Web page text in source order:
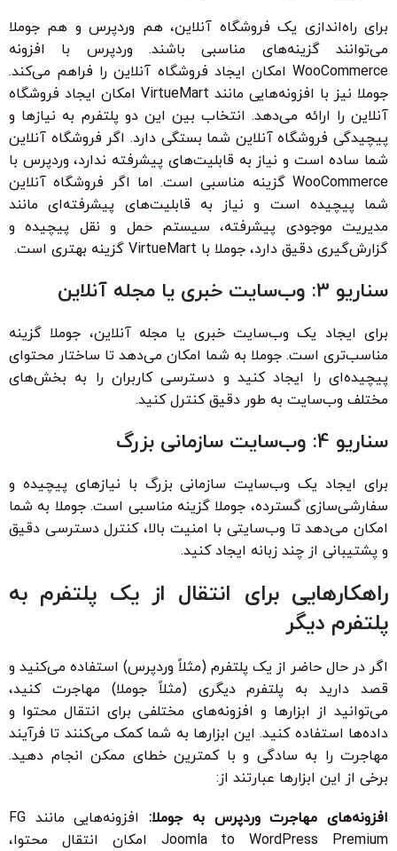
برای راه‌اندازی یک فروشگاه آنلاین، هم وردپرس و هم جوملا
می‌توانند گزینه‌های مناسبی باشند. وردپرس با افزونه
WooCommerce امکان ایجاد فروشگاه آنلاین را فراهم می‌کند.
جوملا نیز با افزونه‌هایی مانند VirtueMart امکان ایجاد فروشگاه
آنلاین را ارائه می‌دهد. انتخاب بین این دو پلتفرم به نیازها و
پیچیدگی فروشگاه آنلاین شما بستگی دارد. اگر فروشگاه آنلاین
شما ساده است و نیاز به قابلیت‌های پیشرفته ندارد، وردپرس با
WooCommerce گزینه مناسبی است. اما اگر فروشگاه آنلاین
شما پیچیده است و نیاز به قابلیت‌های پیشرفته‌ای مانند
مدیریت موجودی پیشرفته، سیستم حمل و نقل پیچیده و
گزارش‌گیری دقیق دارد، جوملا با VirtueMart گزینه بهتری است.
سناریو 3: وب‌سایت خبری یا مجله آنلاین
برای ایجاد یک وب‌سایت خبری یا مجله آنلاین، جوملا گزینه
مناسب‌تری است. جوملا به شما امکان می‌دهد تا ساختار محتوای
پیچیده‌ای را ایجاد کنید و دسترسی کاربران را به بخش‌های
مختلف وب‌سایت به طور دقیق کنترل کنید.
سناریو 4: وب‌سایت سازمانی بزرگ
برای ایجاد یک وب‌سایت سازمانی بزرگ با نیازهای پیچیده و
سفارشی‌سازی گسترده، جوملا گزینه مناسبی است. جوملا به شما
امکان می‌دهد تا وب‌سایتی با امنیت بالا، کنترل دسترسی دقیق
و پشتیبانی از چند زبانه ایجاد کنید.
راهکارهایی برای انتقال از یک پلتفرم به
پلتفرم دیگر
اگر در حال حاضر از یک پلتفرم (مثلاً وردپرس) استفاده می‌کنید و
قصد دارید به پلتفرم دیگری (مثلاً جوملا) مهاجرت کنید،
می‌توانید از ابزارها و افزونه‌های مختلفی برای انتقال محتوا و
داده‌ها استفاده کنید. این ابزارها به شما کمک می‌کنند تا فرآیند
مهاجرت را به سادگی و با کمترین خطای ممکن انجام دهید.
برخی از این ابزارها عبارتند از:
افزونه‌های مهاجرت وردپرس به جوملا:
افزونه‌هایی مانند FG
Joomla to WordPress Premium امکان انتقال محتوا،